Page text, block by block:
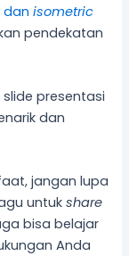
danisometric
pendekatan
slide presentasi
dan
jangan lupa
untukshare
bisa belajar
Anda